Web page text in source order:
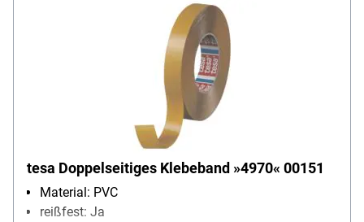
tesa Doppelseitiges Klebeband »4970« 00151
Material: PVC
reißfest: Ja